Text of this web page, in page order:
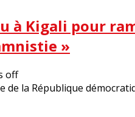
à Kigali pour
»
off
la République